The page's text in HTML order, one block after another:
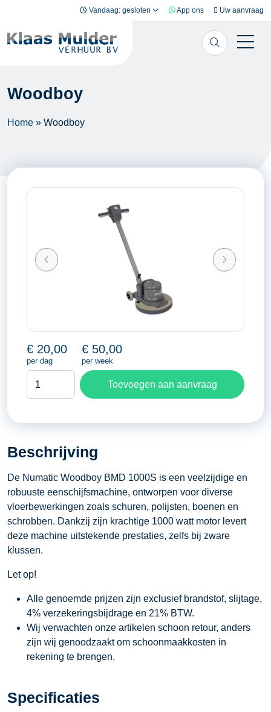
Vandaag: gesloten App ons Uw aanvraag
Woodboy
Home » Woodboy
€ 20,00
per dag
€ 50,00
per week
Toevoegen aan aanvraag
Beschrijving
De Numatic Woodboy BMD 1000S is een veelzijdige en
robuuste eenschijfsmachine, ontworpen voor diverse
vloerbewerkingen zoals schuren, polijsten, boenen en
schrobben. Dankzij zijn krachtige 1000 watt motor levert
deze machine uitstekende prestaties, zelfs bij zware
klussen.
Let op!
Alle genoemde prijzen zijn exclusief brandstof, slijtage,
4% verzekeringsbijdrage en 21% BTW.
Wij verwachten onze artikelen schoon retour, anders
zijn wij genoodzaakt om schoonmaakkosten in
rekening te brengen.
Specificaties